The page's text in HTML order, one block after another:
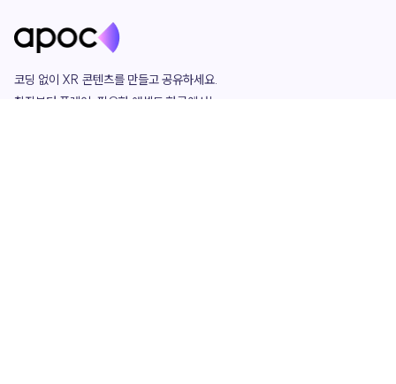
코딩 없이 XR 콘텐츠를 만들고 공유하세요.
창작부터 플레이, 필요한 애셋도 한곳에서!